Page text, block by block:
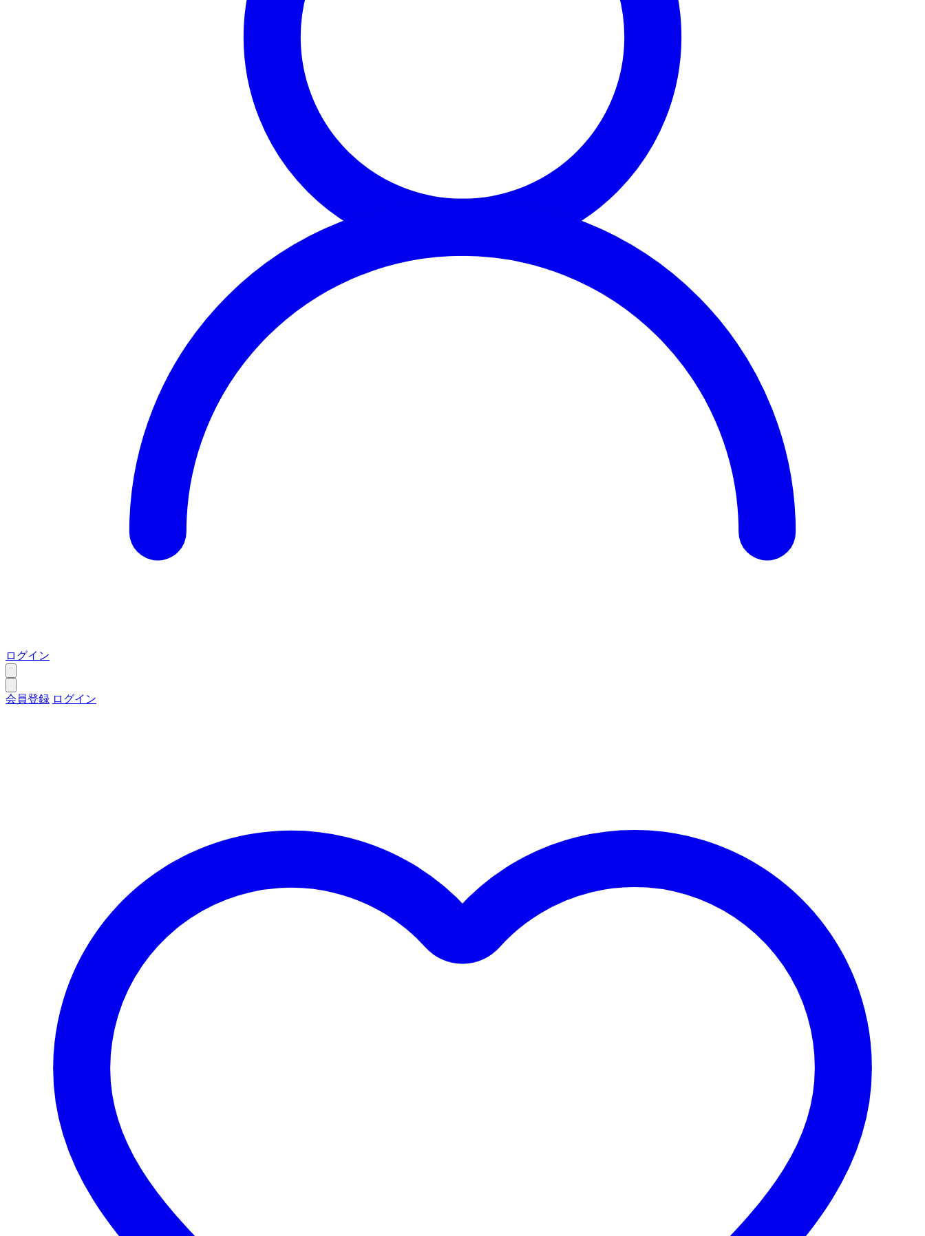
ログイン
会員登録 ログイン